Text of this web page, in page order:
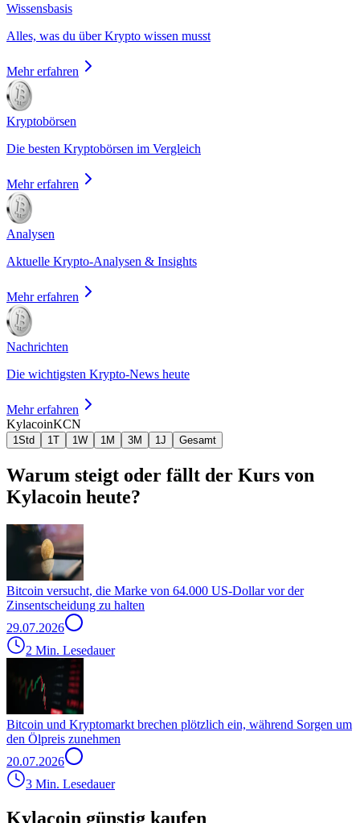
Wissensbasis
Alles, was du über Krypto wissen musst
Mehr erfahren
Kryptobörsen
Die besten Kryptobörsen im Vergleich
Mehr erfahren
Analysen
Aktuelle Krypto-Analysen & Insights
Mehr erfahren
Nachrichten
Die wichtigsten Krypto-News heute
Mehr erfahren
KylacoinKCN
1Std 1T 1W 1M 3M 1J Gesamt
Warum steigt oder fällt der Kurs von
Kylacoin heute?
Bitcoin versucht, die Marke von 64.000 US-Dollar vor der
Zinsentscheidung zu halten
29.07.2026
2 Min. Lesedauer
Bitcoin und Kryptomarkt brechen plötzlich ein, während Sorgen um
den Ölpreis zunehmen
20.07.2026
3 Min. Lesedauer
Kylacoin günstig kaufen